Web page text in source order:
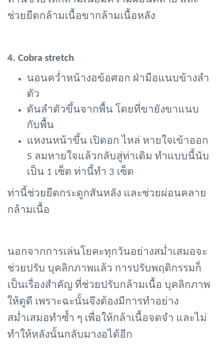
ช่วยยืดกล้ามเนื้อขากล้ามเนื้อหลัง
4. Cobra stretch
นอนคว่ำหน้างอข้อศอก ฝ่ามือแนบข้างลำ
ตัว
ดันลำตัวขึ้นจากพื้น โดยที่ขายังขาแนบ
กับพื้น
แหงนหน้าขึ้น เปิดอก ไหล่ หายใจเข้าออก
5 ลมหายใจแล้วกลับสู่ท่าเดิม ทำแบบนี้นับ
เป็น 1 เซ็ต ท่านี้ทำ 3 เซ็ต
ท่านี้ช่วยยืดกระดูกสันหลัง และช่วยผ่อนคลาย
กล้ามเนื้อ
นอกจากการเล่นโยคะทุกวันอย่างสม่ำเสมอจะ
ช่วยปรับ บุคลิกภาพแล้ว การปรับพฤติกรรมก็
เป็นเรื่องสำคัญ ที่ช่วยปรับกล้ามเนื้อ บุคลิกภาพ
ให้ดูดี เพราะฉะนั้นจึงต้องมีการทำอย่าง
สม่ำเสมอทำซ้ำ ๆ เพื่อให้กล้าเนื้อจดจำ และไม่
ทำให้หลังนั้นกลับมางอได้อีก